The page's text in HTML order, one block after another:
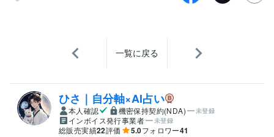
一覧に戻る
ひさ｜自分軸×AI占い
本人確認 機密保持契約(NDA) 未登録
インボイス発行事業者 未登録
総販売実績22評価 5.0フォロワー41